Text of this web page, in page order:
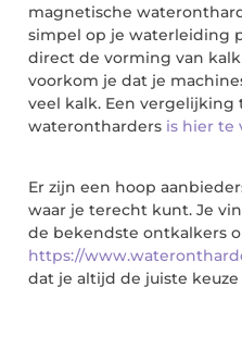
magnetische
simpel op je waterleiding
direct de vorming van
voorkom je dat je
veel kalk. Een vergelijking
waterontharders is hier te
Er zijn een hoop
waar je terecht kunt. Je
de bekendste ontkalkers
https://
dat je altijd de juiste keuze